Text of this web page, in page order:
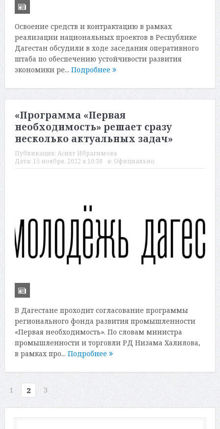
Освоение средств и контрактацию в рамках
реализации национальных проектов в Республике
Дагестан обсудили в ходе заседания оперативного
штаба по обеспечению устойчивости развития
экономики ре... Подробнее
«Программа «Первая
необходимость» решает сразу
несколько актуальных задач»
Публикация: Асият Ибрагимова
Дата: 15 ноября, 2022 в 10:38 в: Официально
В Дагестане проходит согласование программы
регионального фонда развития промышленности
«Первая необходимость». По словам министра
промышленности и торговли РД Низама Халилова,
в рамках про... Подробнее
1 2 3